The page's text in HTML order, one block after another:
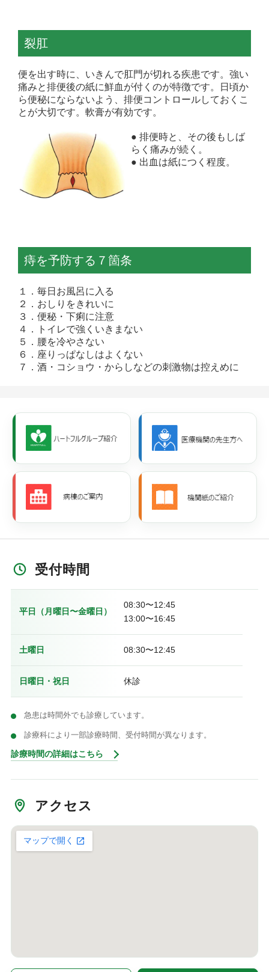
裂肛
便を出す時に、いきんで肛門が切れる疾患です。強い
痛みと排便後の紙に鮮血が付くのが特徴です。日頃か
ら便秘にならないよう、排便コントロールしておくこ
とが大切です。軟膏が有効です。
● 排便時と、その後もしば
らく痛みが続く。
● 出血は紙につく程度。
痔を予防する７箇条
１．毎日お風呂に入る
２．おしりをきれいに
３．便秘・下痢に注意
４．トイレで強くいきまない
５．腰を冷やさない
６．座りっぱなしはよくない
７．酒・コショウ・からしなどの刺激物は控えめに
受付時間
平日（月曜日〜金曜日）
08:30〜12:45
13:00〜16:45
土曜日 08:30〜12:45
日曜日・祝日 休診
急患は時間外でも診療しています。
診療科により一部診療時間、受付時間が異なります。
診療時間の詳細はこちら
アクセス